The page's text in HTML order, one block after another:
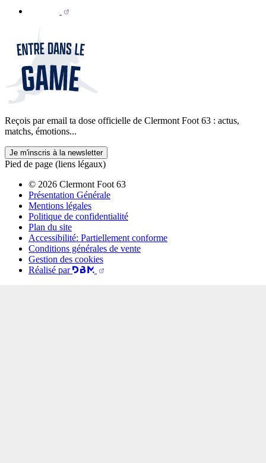
Reçois par email ta dose officielle de Clermont Foot 63 : actus,
matchs, émotions...
Je m'inscris à la newsletter
Pied de page (liens légaux)
© 2026 Clermont Foot 63
Présentation Générale
Mentions légales
Politique de confidentialité
Plan du site
Accessibilité: Partiellement conforme
Conditions générales de vente
Gestion des cookies
Réalisé par